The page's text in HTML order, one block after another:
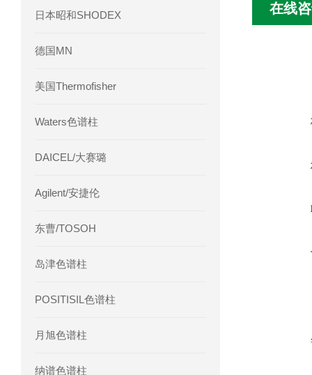
日本昭和SHODEX
德国MN
美国Thermofisher
Waters色谱柱
DAICEL/大赛璐
Agilent/安捷伦
东曹/TOSOH
岛津色谱柱
POSITISIL色谱柱
月旭色谱柱
纳谱色谱柱
在线